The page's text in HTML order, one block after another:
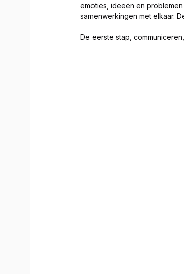
emoties, ideeën en
samenwerkingen met elkaar.
De eerste stap,